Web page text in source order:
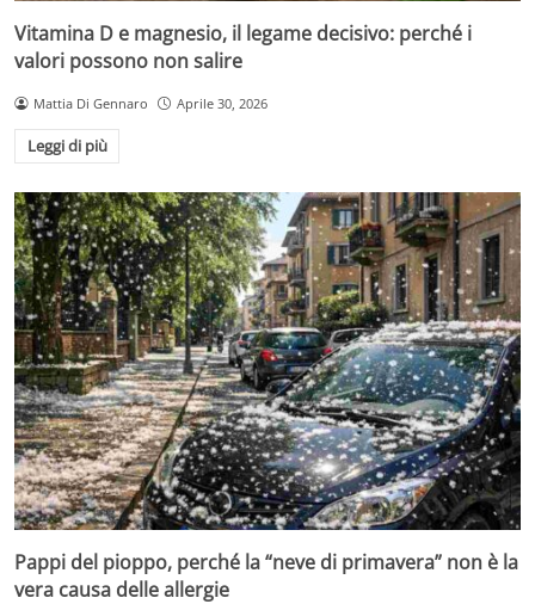
Vitamina D e magnesio, il legame decisivo: perché i
valori possono non salire
Mattia Di Gennaro Aprile 30, 2026
Leggi di più
Pappi del pioppo, perché la “neve di primavera” non è la
vera causa delle allergie